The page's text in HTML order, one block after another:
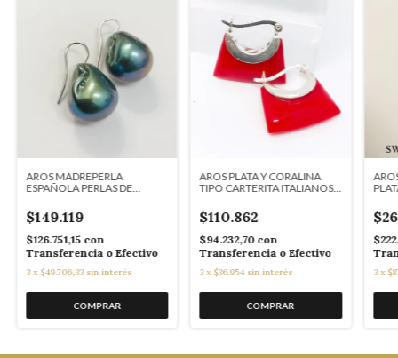
AROS MADREPERLA
ESPAÑOLA PERLAS DE
$149.119
$126.751,15 con
Transferencia o Efectivo
3 x $49.706,33 sin interés
AROS PLATA Y CORALINA
TIPO CARTERITA ITALIANOS
$110.862
$94.232,70 con
Transferencia o Efectivo
3 x $36.954 sin interés 3 x